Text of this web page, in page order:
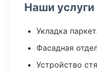
Наши услуги
Укладка
Фасадная
Устройство